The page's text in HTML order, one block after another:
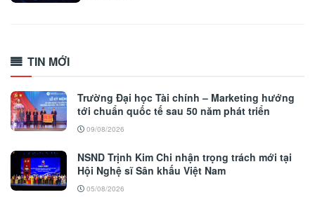
TIN MỚI
Trường Đại học Tài chính – Marketing hướng
tới chuẩn quốc tế sau 50 năm phát triển
09/08/2026
NSND Trịnh Kim Chi nhận trọng trách mới tại
Hội Nghệ sĩ Sân khấu Việt Nam
05/08/2026